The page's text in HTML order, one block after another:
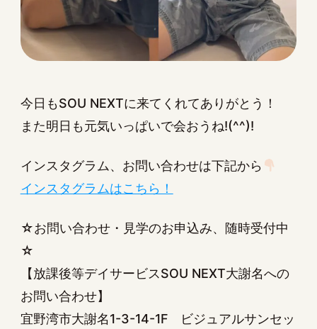
今日もSOU NEXTに来てくれてありがとう！
また明日も元気いっぱいで会おうね!(^^)!
インスタグラム、お問い合わせは下記から
インスタグラムはこちら！
☆お問い合わせ・見学のお申込み、随時受付中
☆
【放課後等デイサービスSOU NEXT大謝名への
お問い合わせ】
宜野湾市大謝名1-3-14-1F ビジュアルサンセッ